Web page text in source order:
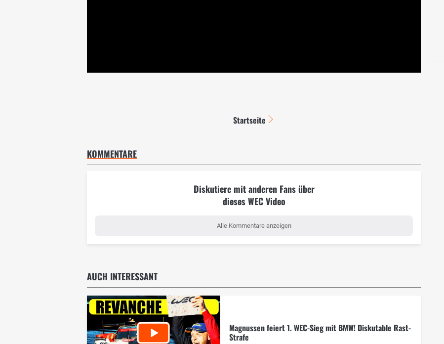
Startseite
KOMMENTARE
Diskutiere mit anderen Fans über
dieses WEC Video
Alle Kommentare anzeigen
AUCH INTERESSANT
Magnussen feiert 1. WEC-Sieg mit BMW! Diskutable Rast-
Strafe